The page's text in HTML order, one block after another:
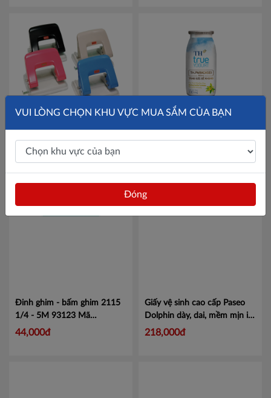
Khánh Hoà
Lâm Đồng
Bình Định
Bình Thuận
ĐắkLắk
Gia Lai
Phú Yên
Máy đục lỗ MAX DP-F2DN
Mã MXF2DN
240,000đ
Thùng 48 chai sữa chua uống
men sống hương Vanilla tự
nhiên TH True Yogurt 100ml
Đinh ghim - bấm ghim 2115
1/4 - 5M 93123 Mã
MX211514
44,000đ
Giấy vệ sinh cao cấp Paseo
Dolphin dày, dai, mềm mịn in
hình cá heo 4 lớp 10
218,000đ
VUI LÒNG CHỌN KHU VỰC MUA SẮM CỦA BẠN
Đóng